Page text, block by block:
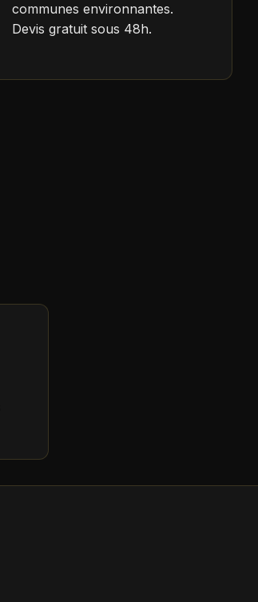
communes environnantes.
Devis gratuit sous 48h.